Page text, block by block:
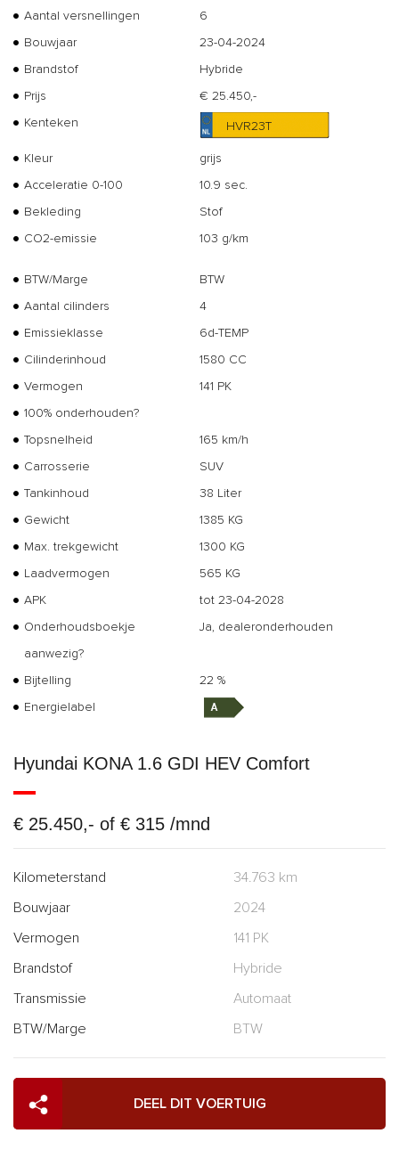
Aantal versnellingen
6
Bouwjaar
23-04-2024
Brandstof
Hybride
Prijs
€ 25.450,-
Kenteken
HVR23T
Kleur
grijs
Acceleratie 0-100
10.9 sec.
Bekleding
Stof
CO2-emissie
103 g/km
BTW/Marge
BTW
Aantal cilinders
4
Emissieklasse
6d-TEMP
Cilinderinhoud
1580 CC
Vermogen
141 PK
100% onderhouden?
Topsnelheid
165 km/h
Carrosserie
SUV
Tankinhoud
38 Liter
Gewicht
1385 KG
Max. trekgewicht
1300 KG
Laadvermogen
565 KG
APK
tot 23-04-2028
Onderhoudsboekje
aanwezig?
Ja, dealeronderhouden
Bijtelling
22 %
Energielabel
Hyundai KONA 1.6 GDI HEV Comfort
€ 25.450,- of € 315 /mnd
Kilometerstand
34.763 km
Bouwjaar
2024
Vermogen
141 PK
Brandstof
Hybride
Transmissie
Automaat
BTW/Marge
BTW
DEEL DIT VOERTUIG